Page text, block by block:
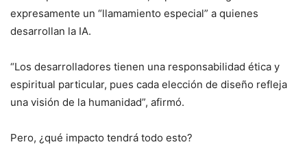
expresamente un “llamamiento especial” a quienes
desarrollan la IA.
“Los desarrolladores tienen una responsabilidad ética y
espiritual particular, pues cada elección de diseño refleja
una visión de la humanidad”, afirmó.
Pero, ¿qué impacto tendrá todo esto?